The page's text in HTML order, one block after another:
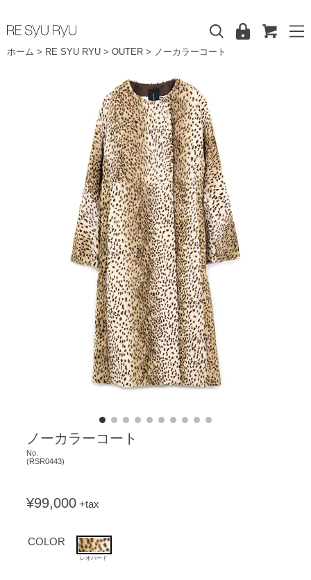
ホーム > RE SYU RYU > OUTER > ノーカラーコート
ノーカラーコート
No.
(RSR0443)
¥99,000 +tax
COLOR
レオパード